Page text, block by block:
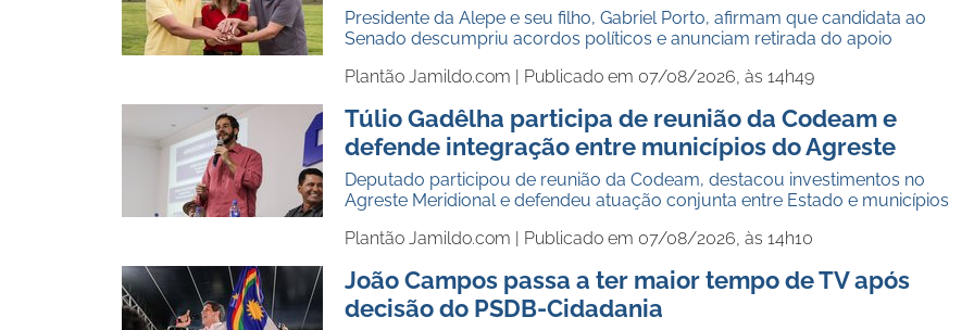
Presidente da Alepe e seu filho, Gabriel Porto, afirmam que candidata ao
Senado descumpriu acordos políticos e anunciam retirada do apoio
Plantão Jamildo.com | Publicado em 07/08/2026, às 14h49
Túlio Gadêlha participa de reunião da Codeam e
defende integração entre municípios do Agreste
Deputado participou de reunião da Codeam, destacou investimentos no
Agreste Meridional e defendeu atuação conjunta entre Estado e municípios
Plantão Jamildo.com | Publicado em 07/08/2026, às 14h10
João Campos passa a ter maior tempo de TV após
decisão do PSDB-Cidadania